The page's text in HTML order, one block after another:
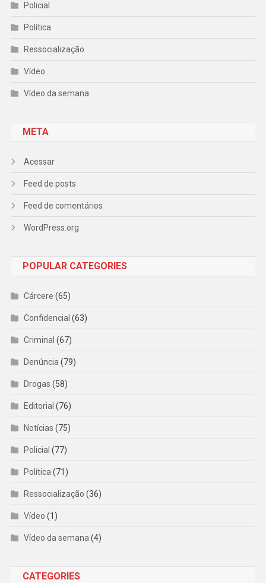
Policial
Política
Ressocialização
Vídeo
Vídeo da semana
META
Acessar
Feed de posts
Feed de comentários
WordPress.org
POPULAR CATEGORIES
Cárcere (65)
Confidencial (63)
Criminal (67)
Denúncia(79)
Drogas (58)
Editorial (76)
Notícias (75)
Policial (77)
Política(71)
Ressocialização (36)
Vídeo (1)
Vídeo da semana(4)
CATEGORIES